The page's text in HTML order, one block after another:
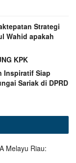
Strategi
Wahid apakah
KPK
Inspiratif Siap
Sariak di DPRD
Melayu Riau: